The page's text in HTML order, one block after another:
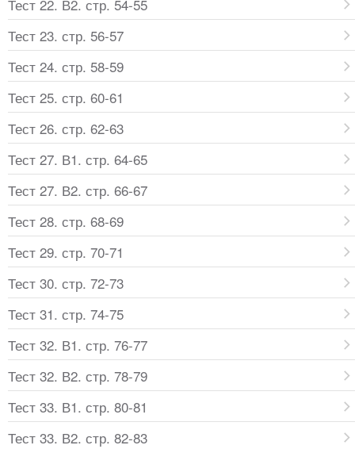
Тест 22. В2. стр. 54-55
Тест 23. стр. 56-57
Тест 24. стр. 58-59
Тест 25. стр. 60-61
Тест 26. стр. 62-63
Тест 27. В1. стр. 64-65
Тест 27. В2. стр. 66-67
Тест 28. стр. 68-69
Тест 29. стр. 70-71
Тест 30. стр. 72-73
Тест 31. стр. 74-75
Тест 32. В1. стр. 76-77
Тест 32. В2. стр. 78-79
Тест 33. В1. стр. 80-81
Тест 33. В2. стр. 82-83